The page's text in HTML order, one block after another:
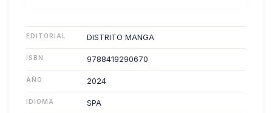
EDITORIAL DISTRITO MANGA
ISBN 9788419290670
AÑO 2024
IDIOMA SPA